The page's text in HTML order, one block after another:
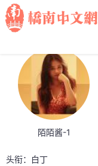
陌陌酱-1
头衔：白丁